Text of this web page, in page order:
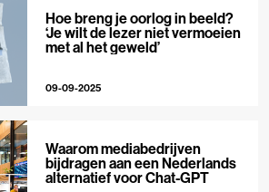
Hoe breng je oorlog in beeld?
‘Je wilt de lezer niet vermoeien
met al het geweld’
09-09-2025
Waarom mediabedrijven
bijdragen aan een Nederlands
alternatief voor Chat-GPT